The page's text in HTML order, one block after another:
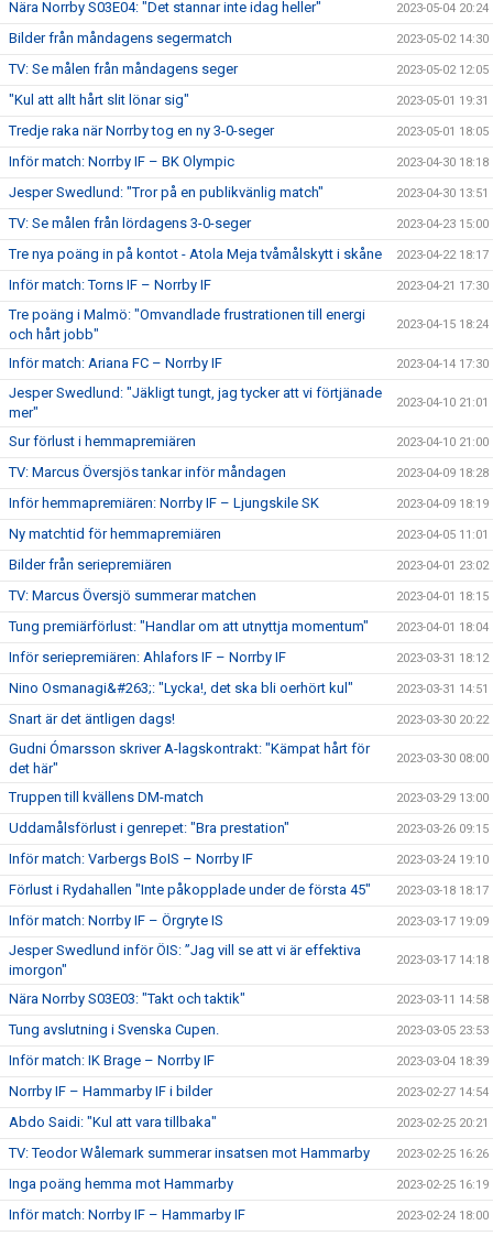
Nära Norrby S03E04: "Det stannar inte idag heller" 2023-05-04 20:24
Bilder från måndagens segermatch 2023-05-02 14:30
TV: Se målen från måndagens seger 2023-05-02 12:05
"Kul att allt hårt slit lönar sig" 2023-05-01 19:31
Tredje raka när Norrby tog en ny 3-0-seger 2023-05-01 18:05
Inför match: Norrby IF – BK Olympic 2023-04-30 18:18
Jesper Swedlund: "Tror på en publikvänlig match" 2023-04-30 13:51
TV: Se målen från lördagens 3-0-seger 2023-04-23 15:00
Tre nya poäng in på kontot - Atola Meja tvåmålskytt i skåne 2023-04-22 18:17
Inför match: Torns IF – Norrby IF 2023-04-21 17:30
Tre poäng i Malmö: "Omvandlade frustrationen till energi
och hårt jobb"
2023-04-15 18:24
Inför match: Ariana FC – Norrby IF 2023-04-14 17:30
Jesper Swedlund: "Jäkligt tungt, jag tycker att vi förtjänade
mer"
2023-04-10 21:01
Sur förlust i hemmapremiären 2023-04-10 21:00
TV: Marcus Översjös tankar inför måndagen 2023-04-09 18:28
Inför hemmapremiären: Norrby IF – Ljungskile SK 2023-04-09 18:19
Ny matchtid för hemmapremiären 2023-04-05 11:01
Bilder från seriepremiären 2023-04-01 23:02
TV: Marcus Översjö summerar matchen 2023-04-01 18:15
Tung premiärförlust: "Handlar om att utnyttja momentum" 2023-04-01 18:04
Inför seriepremiären: Ahlafors IF – Norrby IF 2023-03-31 18:12
Nino Osmanagi&#263;: "Lycka!, det ska bli oerhört kul" 2023-03-31 14:51
Snart är det äntligen dags! 2023-03-30 20:22
Gudni Ómarsson skriver A-lagskontrakt: "Kämpat hårt för
det här"
2023-03-30 08:00
Truppen till kvällens DM-match 2023-03-29 13:00
Uddamålsförlust i genrepet: "Bra prestation" 2023-03-26 09:15
Inför match: Varbergs BoIS – Norrby IF 2023-03-24 19:10
Förlust i Rydahallen "Inte påkopplade under de första 45" 2023-03-18 18:17
Inför match: Norrby IF – Örgryte IS 2023-03-17 19:09
Jesper Swedlund inför ÖIS: ”Jag vill se att vi är effektiva
imorgon"
2023-03-17 14:18
Nära Norrby S03E03: "Takt och taktik" 2023-03-11 14:58
Tung avslutning i Svenska Cupen. 2023-03-05 23:53
Inför match: IK Brage – Norrby IF 2023-03-04 18:39
Norrby IF – Hammarby IF i bilder 2023-02-27 14:54
Abdo Saidi: "Kul att vara tillbaka" 2023-02-25 20:21
TV: Teodor Wålemark summerar insatsen mot Hammarby 2023-02-25 16:26
Inga poäng hemma mot Hammarby 2023-02-25 16:19
Inför match: Norrby IF – Hammarby IF 2023-02-24 18:00